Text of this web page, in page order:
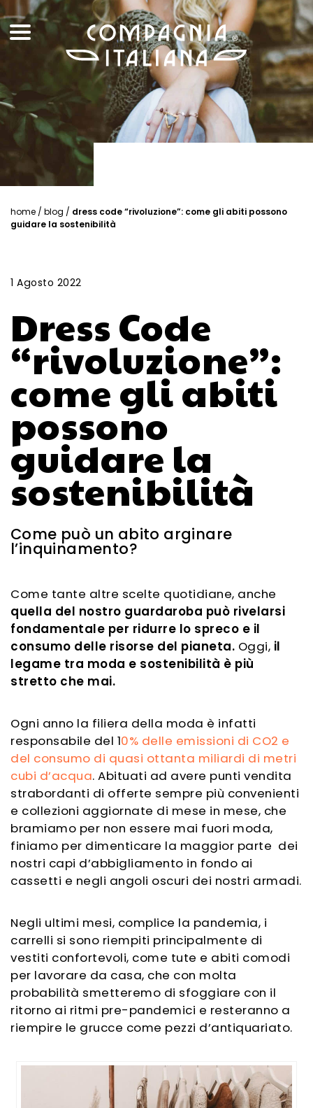
home / blog / dress code “rivoluzione”: come gli abiti possono
guidare la sostenibilità
1 Agosto 2022
Dress Code
“rivoluzione”:
come gli abiti
possono
guidare la
sostenibilità
Come può un abito arginare
l’inquinamento?
Come tante altre scelte quotidiane, anche
quella del nostro guardaroba può rivelarsi
fondamentale per ridurre lo spreco e il
consumo delle risorse del pianeta. Oggi, il
legame tra moda e sostenibilità è più
stretto che mai.
Ogni anno la filiera della moda è infatti
responsabile del 10% delle emissioni di CO2 e
del consumo di quasi ottanta miliardi di metri
cubi d’acqua. Abituati ad avere punti vendita
strabordanti di offerte sempre più convenienti
e collezioni aggiornate di mese in mese, che
bramiamo per non essere mai fuori moda,
finiamo per dimenticare la maggior parte dei
nostri capi d’abbigliamento in fondo ai
cassetti e negli angoli oscuri dei nostri armadi.
Negli ultimi mesi, complice la pandemia, i
carrelli si sono riempiti principalmente di
vestiti confortevoli, come tute e abiti comodi
per lavorare da casa, che con molta
probabilità smetteremo di sfoggiare con il
ritorno ai ritmi pre-pandemici e resteranno a
riempire le grucce come pezzi d’antiquariato.